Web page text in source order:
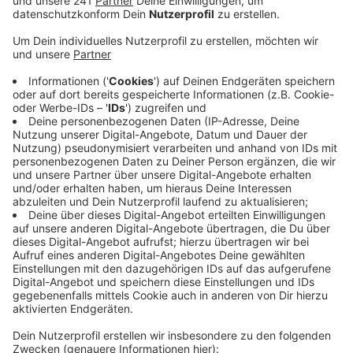
Ein Auto soll zunächst langsam vorbeigefahren und
dann angehalten haben. Zwei Männer sollen
ausgestiegen sein. Einer von ihnen sei dann
unvermittelt auf den 19-Jährigen zugegangen und
habe ihn ohne Vorwarnung mit der Faust ins Gesicht
geschlagen. Durch weitere Schläge wurde er im
Gesicht und am Oberkörper getroffen. Anschließend
soll der Täter den jungen Mann durch Büsche bis auf
einen Gehweg gezogen haben. Dort gingen die Tritte
und Schläge weiter. Der zweite Mann soll etwas
weiter weg gewartet haben. Nach der Tat flüchteten
beide Männer.